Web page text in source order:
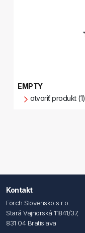
EMPTY
otvoriť produkt (1)
Kontakt
Förch Slovensko s.r.o.
Stará Vajnorská 11841/37,
831 04 Bratislava